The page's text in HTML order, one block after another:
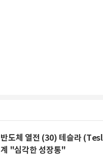
반도체 열전 (30) 테슬라 (Tesla) 구조
계 "심각한 성장통"